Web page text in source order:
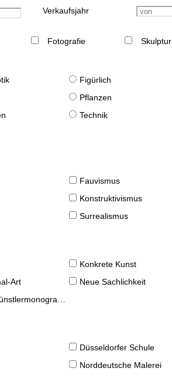
Verkaufsjahr
Fotografie Skulptur
Figürlich
Pflanzen
Technik
Fauvismus
Konstruktivismus
Surrealismus
Konkrete Kunst
Art Neue Sachlichkeit
Düsseldorfer Schule
Norddeutsche Malerei